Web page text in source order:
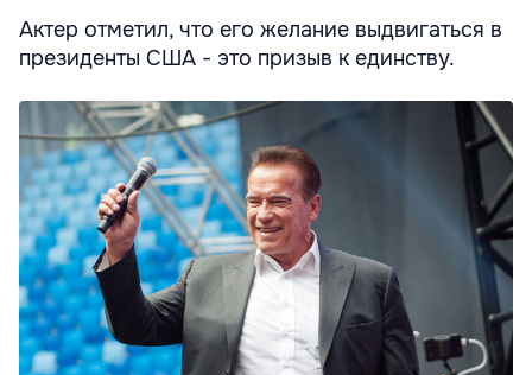
Актер отметил, что его желание выдвигаться в
президенты США - это призыв к единству.